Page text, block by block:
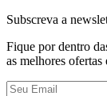
Subscreva a
Fique por dentro
as melhores ofertas